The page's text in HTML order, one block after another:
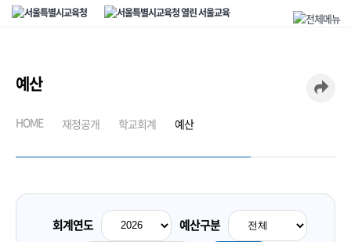
예산
HOME 재정공개 학교회계 예산
회계연도
예산구분